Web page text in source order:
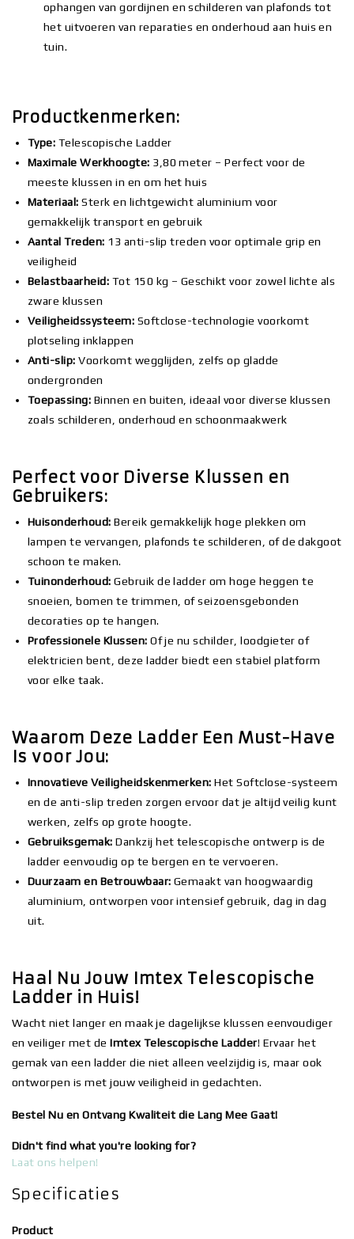
ophangen van gordijnen en schilderen van plafonds tot
het uitvoeren van reparaties en onderhoud aan huis en
tuin.
Productkenmerken:
Type: Telescopische Ladder
Maximale Werkhoogte: 3,80 meter – Perfect voor de
meeste klussen in en om het huis
Materiaal: Sterk en lichtgewicht aluminium voor
gemakkelijk transport en gebruik
Aantal Treden: 13 anti-slip treden voor optimale grip en
veiligheid
Belastbaarheid: Tot 150 kg – Geschikt voor zowel lichte als
zware klussen
Veiligheidssysteem: Softclose-technologie voorkomt
plotseling inklappen
Anti-slip: Voorkomt wegglijden, zelfs op gladde
ondergronden
Toepassing: Binnen en buiten, ideaal voor diverse klussen
zoals schilderen, onderhoud en schoonmaakwerk
Perfect voor Diverse Klussen en
Gebruikers:
Huisonderhoud: Bereik gemakkelijk hoge plekken om
lampen te vervangen, plafonds te schilderen, of de dakgoot
schoon te maken.
Tuinonderhoud: Gebruik de ladder om hoge heggen te
snoeien, bomen te trimmen, of seizoensgebonden
decoraties op te hangen.
Professionele Klussen: Of je nu schilder, loodgieter of
elektricien bent, deze ladder biedt een stabiel platform
voor elke taak.
Waarom Deze Ladder Een Must-Have
Is voor Jou:
Innovatieve Veiligheidskenmerken: Het Softclose-systeem
en de anti-slip treden zorgen ervoor dat je altijd veilig kunt
werken, zelfs op grote hoogte.
Gebruiksgemak: Dankzij het telescopische ontwerp is de
ladder eenvoudig op te bergen en te vervoeren.
Duurzaam en Betrouwbaar: Gemaakt van hoogwaardig
aluminium, ontworpen voor intensief gebruik, dag in dag
uit.
Haal Nu Jouw Imtex Telescopische
Ladder in Huis!
Wacht niet langer en maak je dagelijkse klussen eenvoudiger
en veiliger met deImtex Telescopische Ladder! Ervaar het
gemak van een ladder die niet alleen veelzijdig is, maar ook
ontworpen is met jouw veiligheid in gedachten.
Bestel Nu en Ontvang Kwaliteit die Lang Mee Gaat!
Didn't find what you're looking for?
Laat ons helpen!
Specificaties
Product